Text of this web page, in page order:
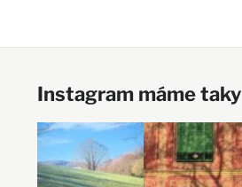
Instagram máme taky